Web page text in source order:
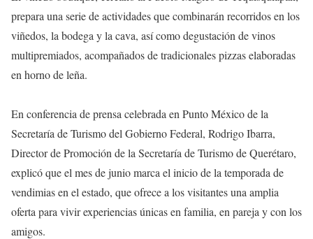
prepara una serie de actividades que combinarán recorridos en los
viñedos, la bodega y la cava, así como degustación de vinos
multipremiados, acompañados de tradicionales pizzas elaboradas
en horno de leña.
En conferencia de prensa celebrada en Punto México de la
Secretaría de Turismo del Gobierno Federal, Rodrigo Ibarra,
Director de Promoción de la Secretaría de Turismo de Querétaro,
explicó que el mes de junio marca el inicio de la temporada de
vendimias en el estado, que ofrece a los visitantes una amplia
oferta para vivir experiencias únicas en familia, en pareja y con los
amigos.